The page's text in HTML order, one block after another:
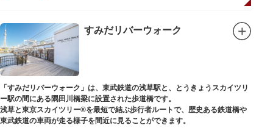
例年延べ330万人近い人出となります。不忍池（しのばずのいけ）は江戸時
ので、バードウォッチングを楽しむ人の姿も見られるスポットです。
美術館や博物館で国内外の芸術作品や文化・自然科学に触れたり、歴史の薫
りを感じながら史跡巡りを楽しんではいかがでしょうか。1日では見てまわ
りきれないほどの魅力にあふれた公園です。
すみだリバーウォーク
「すみだリバーウォーク」は、東武鉄道の浅草駅と、とうきょうスカイツリ
ー駅の間にある隅田川橋梁に設置された歩道橋です。
浅草と東京スカイツリー®を最短で結ぶ歩行者ルートで、歴史ある鉄道橋や
東武鉄道の車両が走る様子を間近に見ることができます。